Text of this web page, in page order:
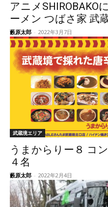
アニメSHIROBAKO
ーメン つばさ家 武
藪原太郎 - 2022年3月7日
武蔵境エリア
うまからりー８ コ
４名
藪原太郎 - 2022年2月4日